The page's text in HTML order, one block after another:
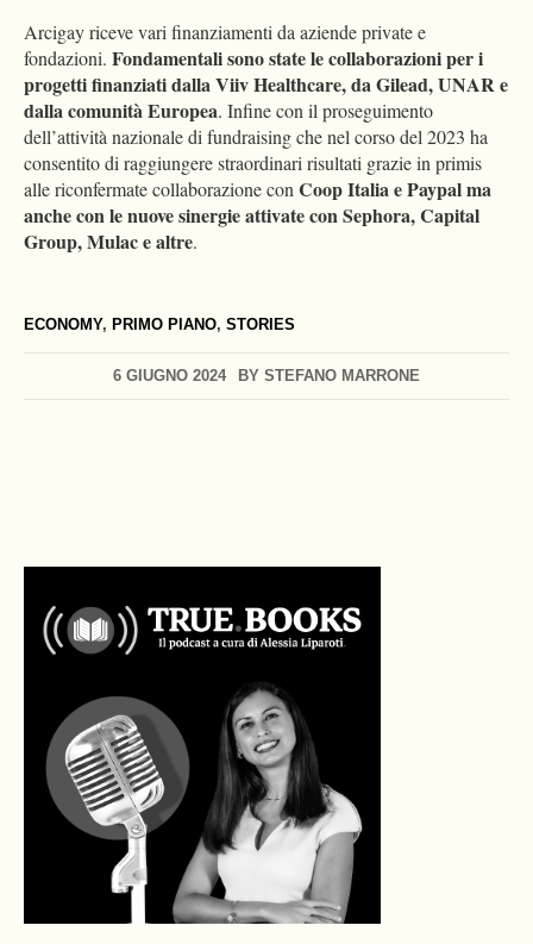
ECONOMY, PRIMO PIANO, STORIES
6 GIUGNO 2024 BY STEFANO MARRONE
Arcigay riceve vari finanziamenti da aziende private e
fondazioni. Fondamentali sono state le collaborazioni per i
progetti finanziati dalla Viiv Healthcare, da Gilead, UNAR e
dalla comunità Europea. Infine con il proseguimento
dell’attività nazionale di fundraising che nel corso del 2023 ha
consentito di raggiungere straordinari risultati grazie in primis
alle riconfermate collaborazione conCoop Italia e Paypal ma
anche con le nuove sinergie attivate con Sephora, Capital
Group, Mulac e altre.